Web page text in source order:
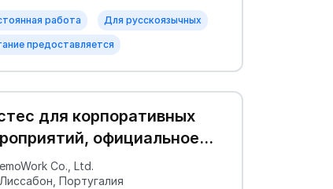
работа Для русскоязычных
предоставляется
для корпоративных
официальное
Co., Ltd.
Лиссабон, Португалия